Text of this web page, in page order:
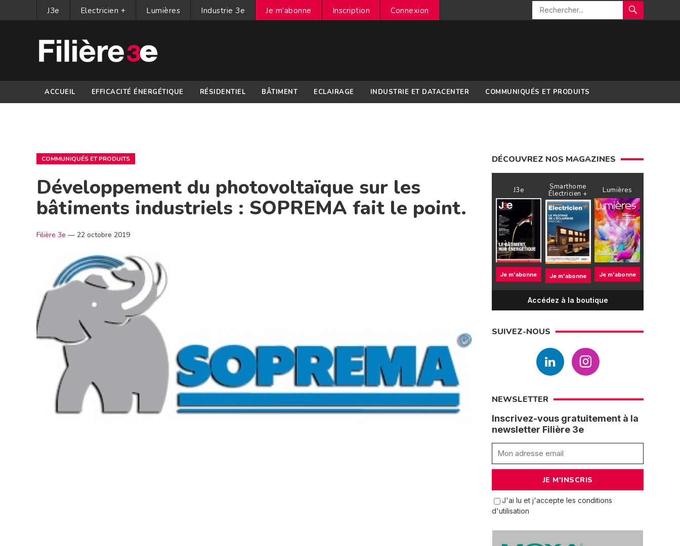
J3e Electricien + Lumières Industrie 3e Je m’abonne Inscription Connexion
ACCUEIL EFFICACITÉ ÉNERGÉTIQUE RÉSIDENTIEL BÂTIMENT ECLAIRAGE INDUSTRIE ET DATACENTER COMMUNIQUÉS ET PRODUITS
COMMUNIQUÉS ET PRODUITS
Développement du photovoltaïque sur les
bâtiments industriels : SOPREMA fait le point.
Filière 3e — 22 octobre 2019
DÉCOUVREZ NOS MAGAZINES
J3e
Je m'abonne
Smarthome
Électricien +
Je m'abonne
Lumières
Je m'abonne
Accédez à la boutique
SUIVEZ-NOUS
NEWSLETTER
Inscrivez-vous gratuitement à la
newsletter Filière 3e
J'ai lu et j'accepte les conditions
d'utilisation